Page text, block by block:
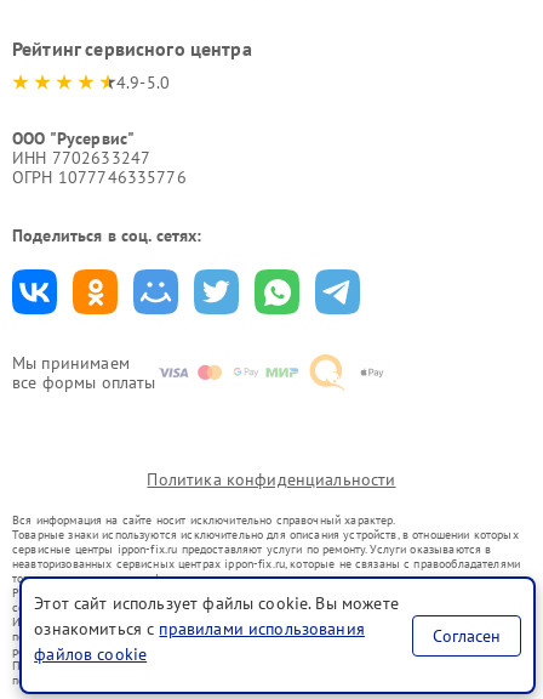
Мы принимаем
все формы оплаты
Рейтинг сервисного центра
4.9-5.0
ООО "Русервис"
ИНН 7702633247
ОГРН 1077746335776
Поделиться в соц. сетях:
Политика конфиденциальности
Вся информация на сайте носит исключительно справочный характер.
Товарные знаки используются исключительно для описания устройств, в отношении которых
сервисные центры ippon-fix.ru предоставляют услуги по ремонту. Услуги оказываются в
неавторизованных сервисных центрах ippon-fix.ru, которые не связаны с правообладателями
товарных знаков или их официальными представителями.
Ремонт осуществляется для устройств, уже введенных в гражданский оборот в соответствии
со статьей 1487 ГК РФ.
Использование товарных знаков не преследует цели индивидуализации услуг или введения
потребителей в заблуждение, а служит для информирования о предоставляемых услугах по
ремонту техники указанных брендов.
Представленная на сайте информация не является публичной офертой, определяемой
положениями Статьи 437(2) Гражданского кодекса РФ
Этот сайт использует файлы cookie. Вы можете
ознакомиться с правилами использования
файлов cookie
Согласен